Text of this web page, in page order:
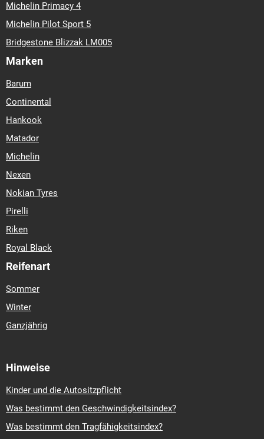
Michelin Primacy 4
Michelin Pilot Sport 5
Bridgestone Blizzak LM005
Marken
Barum
Continental
Hankook
Matador
Michelin
Nexen
Nokian Tyres
Pirelli
Riken
Royal Black
Reifenart
Sommer
Winter
Ganzjährig
Hinweise
Kinder und die Autositzpflicht
Was bestimmt den Geschwindigkeitsindex?
Was bestimmt den Tragfähigkeitsindex?